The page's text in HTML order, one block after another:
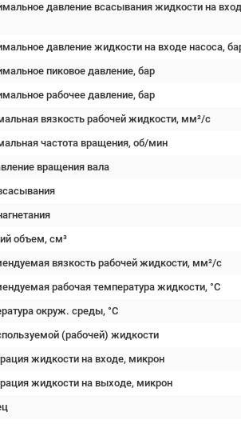
давление всасывания жидкости на
давление жидкости на входе насоса,
пиковое давление, бар
рабочее давление, бар
вязкость рабочей жидкости, мм²/c
частота вращения, об/мин
вращения вала
объем, см³
вязкость рабочей жидкости, мм²/с
рабочая температура жидкости, °C
окруж. среды, °C
(рабочей) жидкости
жидкости на входе, микрон
жидкости на выходе, микрон